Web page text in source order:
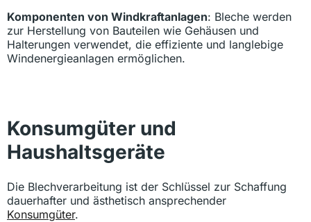
Komponenten von Windkraftanlagen: Bleche werden
zur Herstellung von Bauteilen wie Gehäusen und
Halterungen verwendet, die effiziente und langlebige
Windenergieanlagen ermöglichen.
Konsumgüter und
Haushaltsgeräte
Die Blechverarbeitung ist der Schlüssel zur Schaffung
dauerhafter und ästhetisch ansprechender
Konsumgüter.